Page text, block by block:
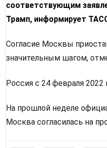
соответствующим
Трамп, информирует
Согласие Москвы
значительным шагом,
Россия с 24 февраля
На прошлой неделе
Москва согласилась на